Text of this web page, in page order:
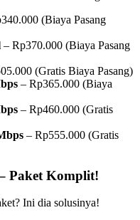
(Biaya Pasang
– Rp370.000 (Biaya Pasang
(Gratis Biaya Pasang)
– Rp365.000 (Biaya
– Rp460.000 (Gratis
– Rp555.000 (Gratis
Paket Komplit!
Ini dia solusinya!